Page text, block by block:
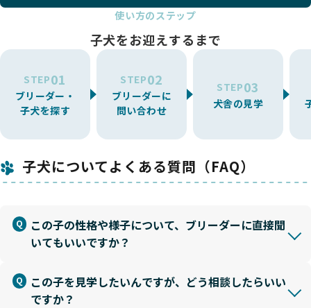
使い方のステップ
子犬をお迎えするまで
STEP01
ブリーダー・
子犬を探す
STEP02
ブリーダーに
問い合わせ
STEP03
犬舎の見学
子犬についてよくある質問（FAQ）
この子の性格や様子について、ブリーダーに直接聞
いてもいいですか？
この子を見学したいんですが、どう相談したらいい
ですか？